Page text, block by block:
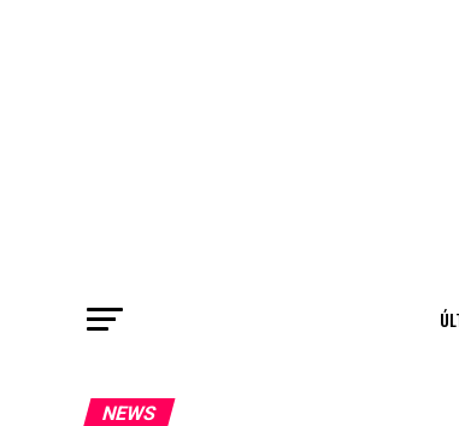
NEWS